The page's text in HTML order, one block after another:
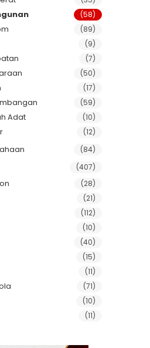
(58)
(89)
(9)
(7)
(50)
(17)
(59)
Adat (10)
(12)
(84)
(407)
(28)
(21)
(112)
(10)
(40)
(15)
(11)
(71)
(10)
(11)